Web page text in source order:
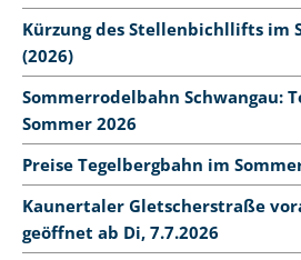
Kürzung des Stellenbichllifts im
(2026)
Sommerrodelbahn Schwangau:
Sommer 2026
Preise Tegelbergbahn im
Kaunertaler Gletscherstraße
geöffnet ab Di, 7.7.2026